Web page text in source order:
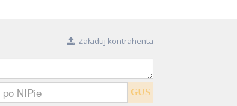
Załaduj kontrahenta
GUS